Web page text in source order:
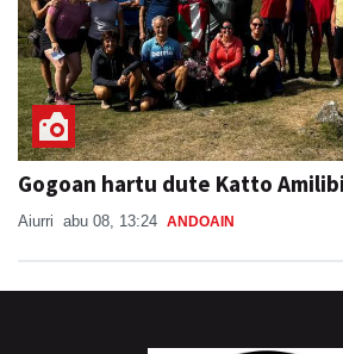
Gogoan hartu dute Katto
Aiurri abu 08, 13:24 ANDOAIN